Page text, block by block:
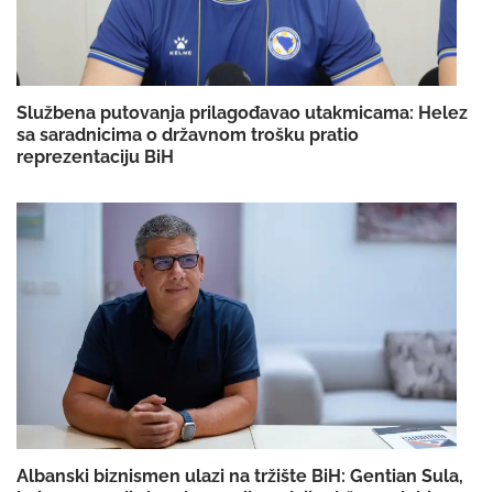
Službena putovanja prilagođavao utakmicama: Helez
sa saradnicima o državnom trošku pratio
reprezentaciju BiH
Albanski biznismen ulazi na tržište BiH: Gentian Sula,